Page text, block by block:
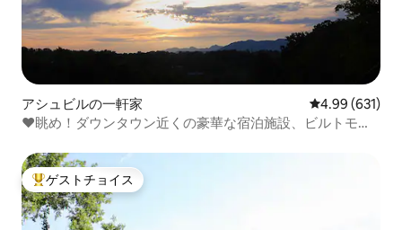
アシュビルの一軒家 レビュー631
4.99 (631)
❤眺め！ダウンタウン近くの豪華な宿泊施設、ビルトモア2
大好評のゲストチョイスです。
ゲストチョイス